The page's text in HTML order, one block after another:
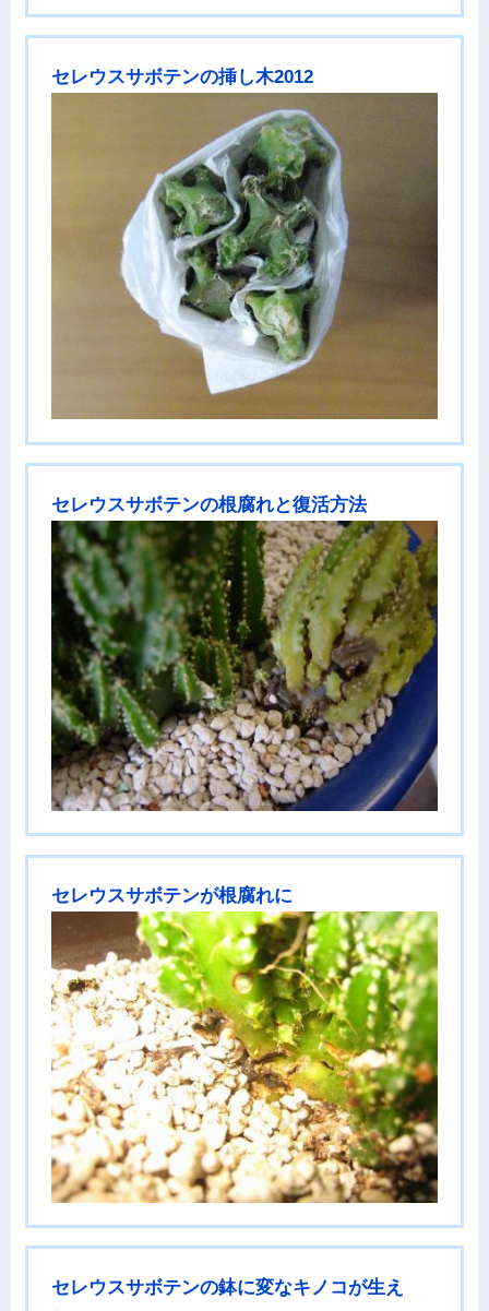
セレウスサボテンの挿し木2012
セレウスサボテンの根腐れと復活方法
セレウスサボテンが根腐れに
セレウスサボテンの鉢に変なキノコが生え